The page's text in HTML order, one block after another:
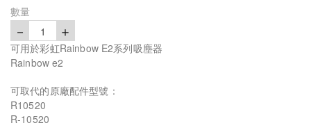
數量
－ 1 ＋
可用於彩虹Rainbow E2系列吸塵器
Rainbow e2
可取代的原廠配件型號：
R10520
R-10520